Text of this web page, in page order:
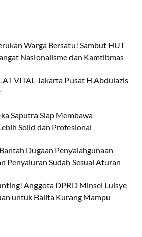
Warga Bersatu! Sambut HUT
Nasionalisme dan Kamtibmas
VITAL Jakarta Pusat H.Abdulazis
Saputra Siap Membawa
Solid dan Profesional
Dugaan Penyalahgunaan
Penyaluran Sudah Sesuai Aturan
Anggota DPRD Minsel Luisye
untuk Balita Kurang Mampu